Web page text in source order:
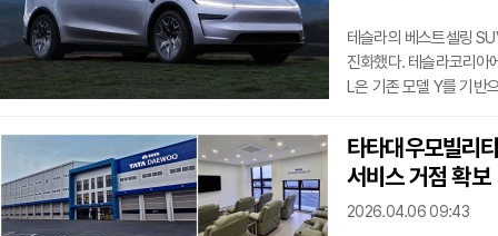
테슬라의 베스트셀링
진화했다. 테슬라코리아
L은 기존 모델 Y를 기반
선보였지만, 현재는 아
존재감을 키우고 있다.
보완하는 데 초점을 맞
휠베이스와 전장이 3열
타타대우모빌리
서비스 거점 확보
2026.04.06 09:43